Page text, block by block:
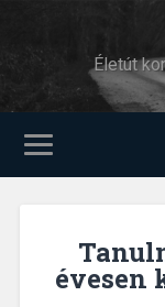
Életút
évesen